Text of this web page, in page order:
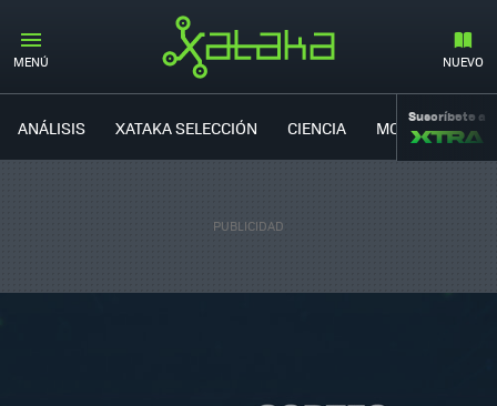
MENÚ NUEVO
ANÁLISIS XATAKA SELECCIÓN CIENCIA MOVILIDAD
Suscríbete a